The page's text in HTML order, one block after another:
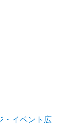
・イベント広